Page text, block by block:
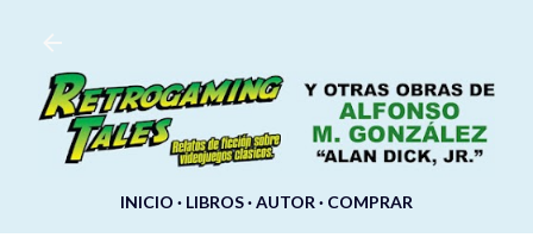
INICIO LIBROS AUTOR COMPRAR